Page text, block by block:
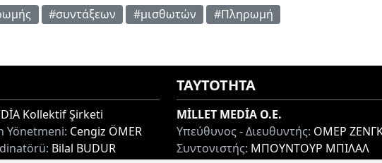
#συντάξεων #μισθωτών
#Πληρωμή
Kollektif Şirketi
Yönetmeni: Cengiz ÖMER
Bilal BUDUR
ΤΑΥΤΟΤΗΤΑ
MİLLET MEDİA O.E.
Υπεύθυνος - Διευθυντής: ΟΜΕΡ
Συντονιστής: ΜΠΟΥΝΤΟΥΡ ΜΠΙΛΑΛ